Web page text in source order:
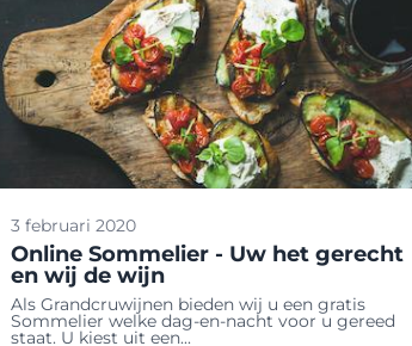
3 februari 2020
Online Sommelier - Uw het gerecht
en wij de wijn
Als Grandcruwijnen bieden wij u een gratis
Sommelier welke dag-en-nacht voor u gereed
staat. U kiest uit een...